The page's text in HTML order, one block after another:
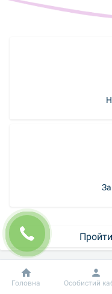
Як
Добробут
Головна Особистий